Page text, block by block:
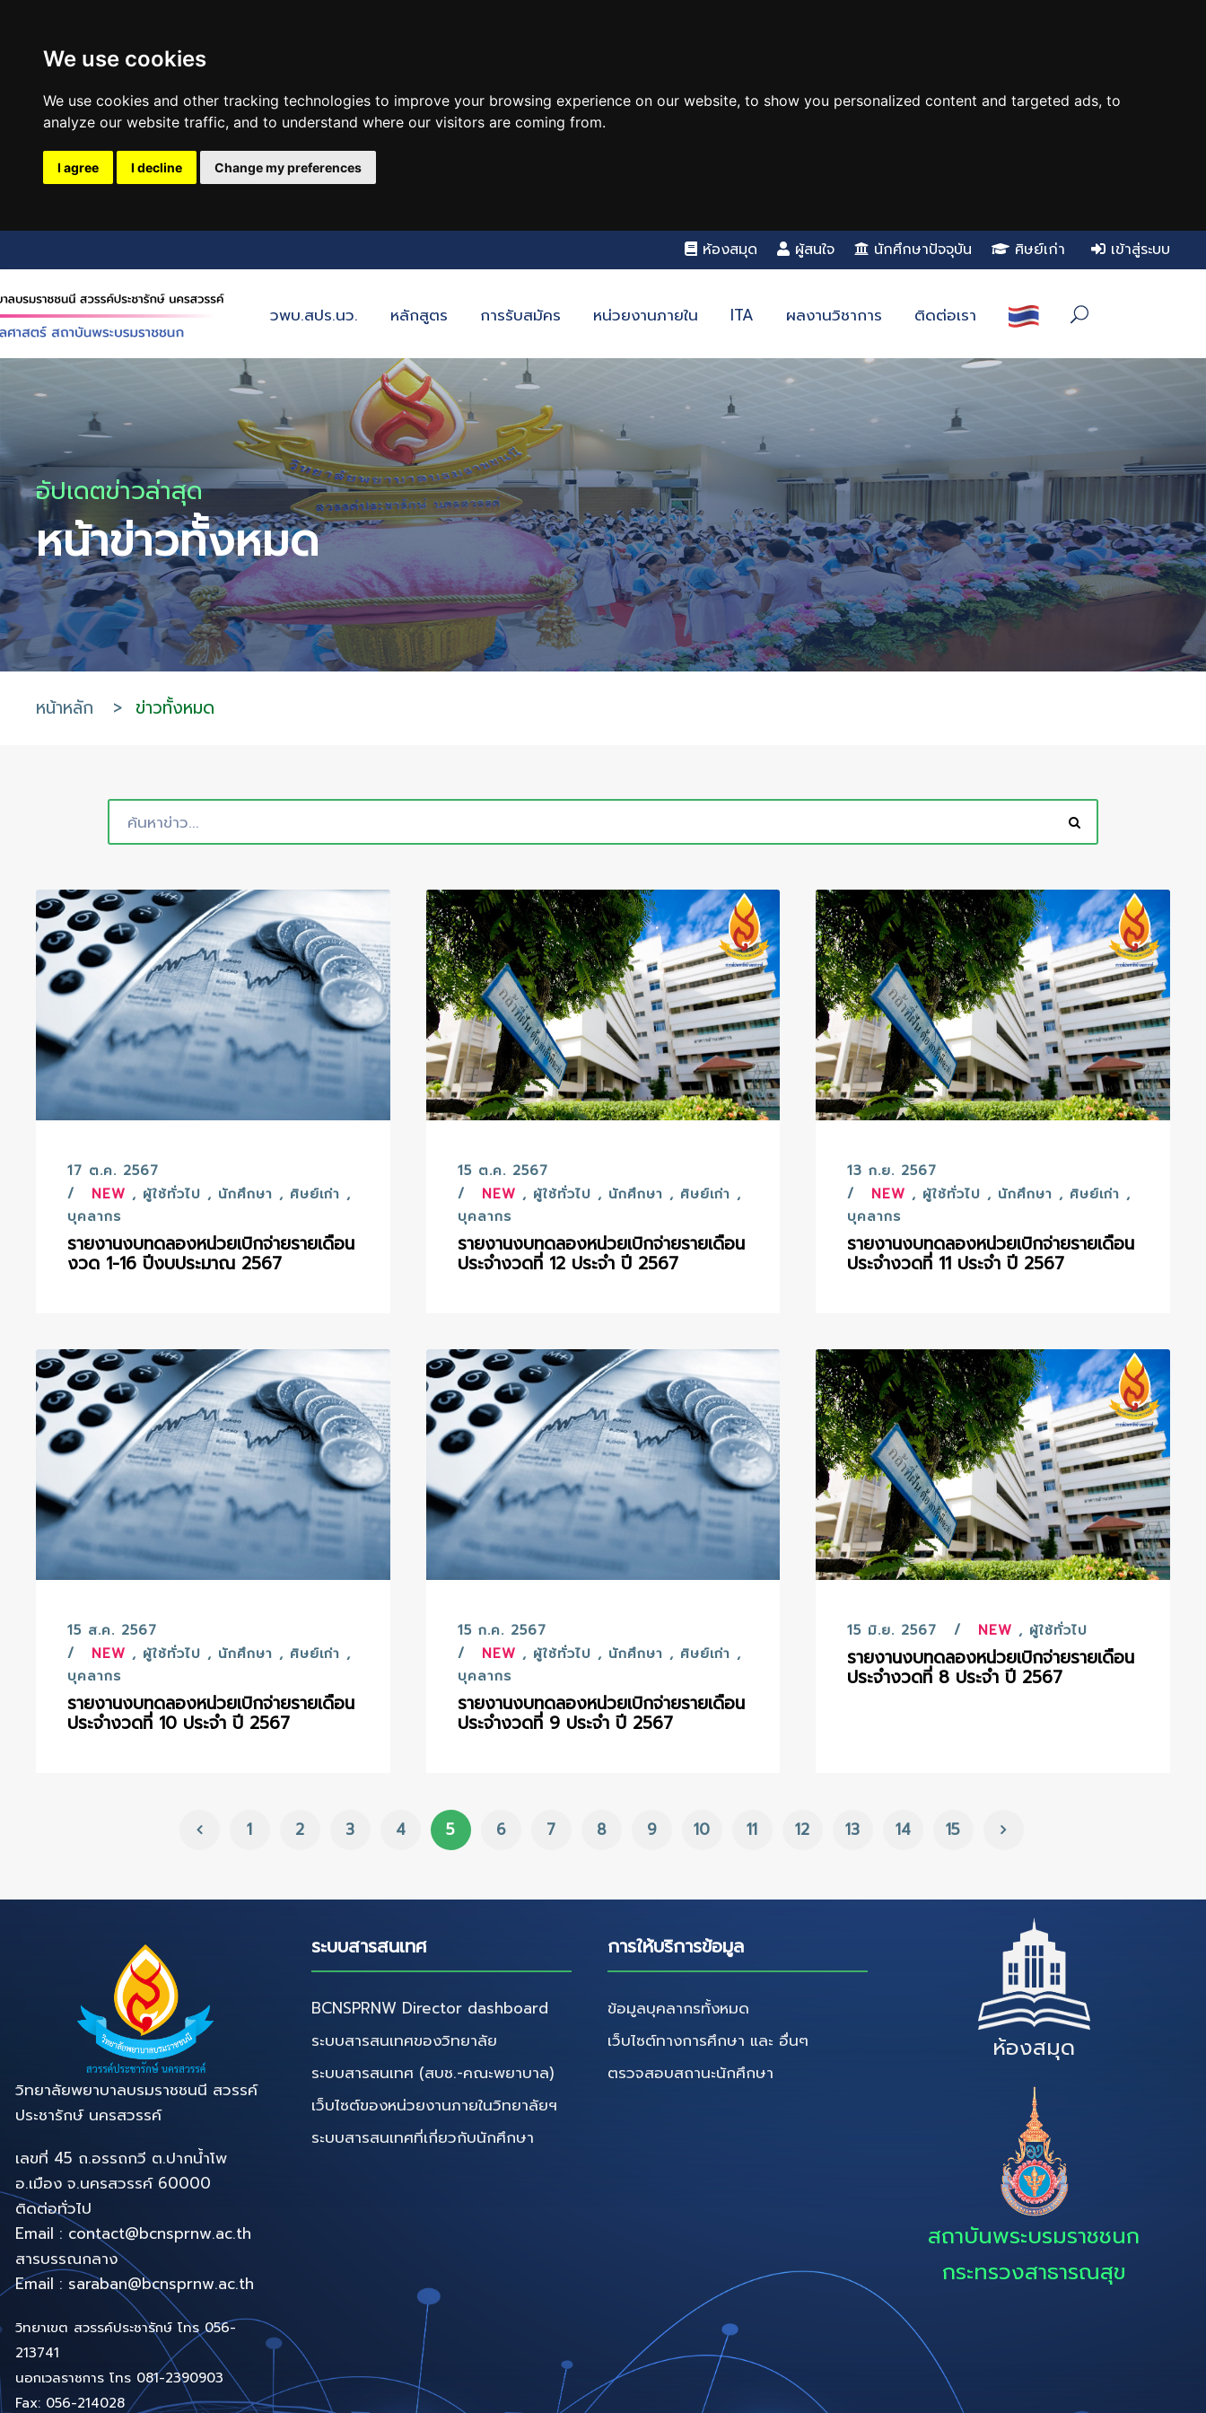
We use cookies
We use cookies and other tracking technologies to improve your browsing experience on our website, to show you personalized content and targeted ads, to
analyze our website traffic, and to understand where our visitors are coming from.
I agree I decline Change my preferences
ห้องสมุด ผู้สนใจ นักศึกษาปัจจุบัน ศิษย์เก่า เข้าสู่ระบบ
วพบ.สปร.นว. หลักสูตร การรับสมัคร หน่วยงานภายใน ITA ผลงานวิชาการ ติดต่อเรา
อัปเดตข่าวล่าสุด
หน้าข่าวทั้งหมด
หน้าหลัก > ข่าวทั้งหมด
17 ต.ค. 2567
NEW , ผู้ใช้ทั่วไป , นักศึกษา , ศิษย์เก่า ,
บุคลากร
รายงานงบทดลองหน่วยเบิกจ่ายรายเดือน
งวด 1-16 ปีงบประมาณ 2567
15 ต.ค. 2567
NEW , ผู้ใช้ทั่วไป , นักศึกษา , ศิษย์เก่า ,
บุคลากร
รายงานงบทดลองหน่วยเบิกจ่ายรายเดือน
ประจำงวดที่ 12 ประจำ ปี 2567
13 ก.ย. 2567
NEW , ผู้ใช้ทั่วไป , นักศึกษา , ศิษย์เก่า ,
บุคลากร
รายงานงบทดลองหน่วยเบิกจ่ายรายเดือน
ประจำงวดที่ 11 ประจำ ปี 2567
15 ส.ค. 2567
NEW , ผู้ใช้ทั่วไป , นักศึกษา , ศิษย์เก่า ,
บุคลากร
รายงานงบทดลองหน่วยเบิกจ่ายรายเดือน
ประจำงวดที่ 10 ประจำ ปี 2567
15 ก.ค. 2567
NEW , ผู้ใช้ทั่วไป , นักศึกษา , ศิษย์เก่า ,
บุคลากร
รายงานงบทดลองหน่วยเบิกจ่ายรายเดือน
ประจำงวดที่ 9 ประจำ ปี 2567
15 มิ.ย. 2567 NEW , ผู้ใช้ทั่วไป
รายงานงบทดลองหน่วยเบิกจ่ายรายเดือน
ประจำงวดที่ 8 ประจำ ปี 2567
1 2 3 4 5 6 7 8 9 10 11 12 13 14 15
วิทยาลัยพยาบาลบรมราชชนนี สวรรค์
ประชารักษ์ นครสวรรค์
เลขที่ 45 ถ.อรรถกวี ต.ปากน้ำโพ
อ.เมือง จ.นครสวรรค์ 60000
ติดต่อทั่วไป
Email : contact@bcnsprnw.ac.th
สารบรรณกลาง
Email : saraban@bcnsprnw.ac.th
วิทยาเขต สวรรค์ประชารักษ์ โทร 056-
213741
นอกเวลราชการ โทร 081-2390903
Fax: 056-214028
ระบบสารสนเทศ
BCNSPRNW Director dashboard
ระบบสารสนเทศของวิทยาลัย
ระบบสารสนเทศ (สบช.-คณะพยาบาล)
เว็บไซต์ของหน่วยงานภายในวิทยาลัยฯ
ระบบสารสนเทศที่เกี่ยวกับนักศึกษา
การให้บริการข้อมูล
ข้อมูลบุคลากรทั้งหมด
เว็บไซต์ทางการศึกษา และ อื่นๆ
ตรวจสอบสถานะนักศึกษา
ห้องสมุด
สถาบันพระบรมราชชนก
กระทรวงสาธารณสุข